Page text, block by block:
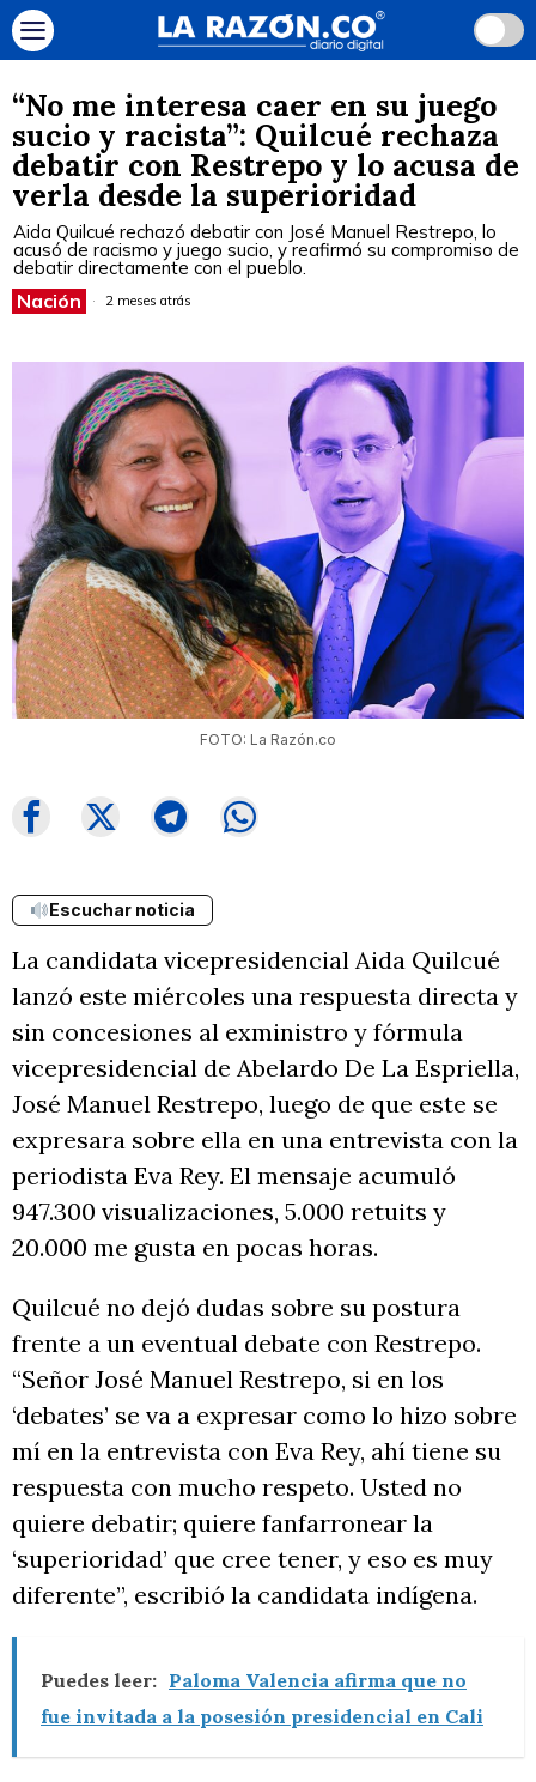
“No me interesa caer en su juego
sucio y racista”: Quilcué rechaza
debatir con Restrepo y lo acusa de
verla desde la superioridad
Aida Quilcué rechazó debatir con José Manuel Restrepo, lo
acusó de racismo y juego sucio, y reafirmó su compromiso de
debatir directamente con el pueblo.
Nación 2 meses atrás
FOTO: La Razón.co
Escuchar noticia
La candidata vicepresidencial Aida Quilcué
lanzó este miércoles una respuesta directa y
sin concesiones al exministro y fórmula
vicepresidencial de Abelardo De La Espriella,
José Manuel Restrepo, luego de que este se
expresara sobre ella en una entrevista con la
periodista Eva Rey. El mensaje acumuló
947.300 visualizaciones, 5.000 retuits y
20.000 me gusta en pocas horas.
Quilcué no dejó dudas sobre su postura
frente a un eventual debate con Restrepo.
“Señor José Manuel Restrepo, si en los
‘debates’ se va a expresar como lo hizo sobre
mí en la entrevista con Eva Rey, ahí tiene su
respuesta con mucho respeto. Usted no
quiere debatir; quiere fanfarronear la
‘superioridad’ que cree tener, y eso es muy
diferente”, escribió la candidata indígena.
Puedes leer: Paloma Valencia afirma que no
fue invitada a la posesión presidencial en Cali